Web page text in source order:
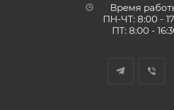
Время
ПН-ЧТ: 8:00 -
ПТ: 8:00 -